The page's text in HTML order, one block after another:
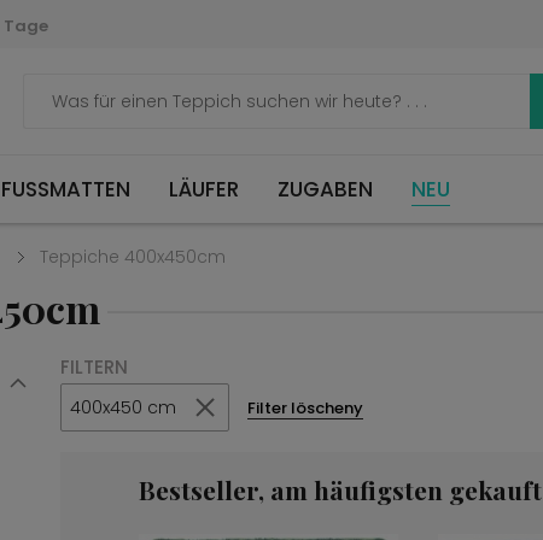
Tage
FUSSMATTEN LÄUFER ZUGABEN NEU
Teppiche 400x450cm
FILTERN
400x450 cm Filter löscheny
Bestseller, am häufigsten gekauft